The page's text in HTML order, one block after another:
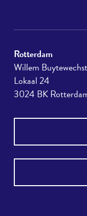
Rotterdam
Willem
Lokaal 24
3024 BK